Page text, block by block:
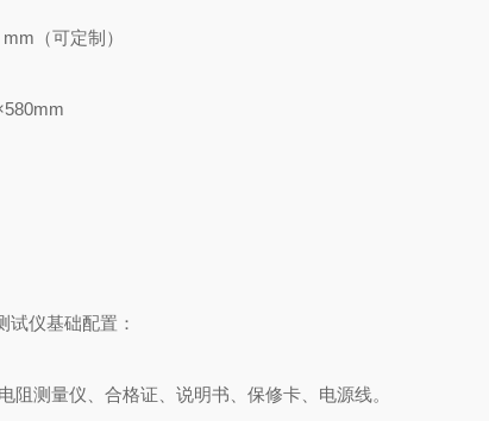
（可定制）
试仪基础配置：
阻测量仪、合格证、说明书、保修卡、电源线。